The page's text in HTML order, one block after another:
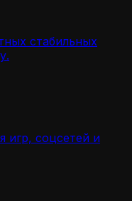
стабильных
игр, соцсетей и